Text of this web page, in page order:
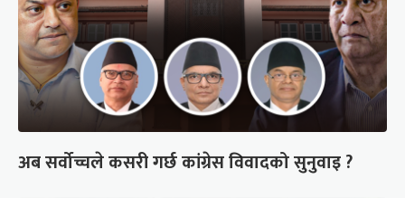
अब सर्वोच्चले कसरी गर्छ कांग्रेस विवादको सुनुवाइ ?